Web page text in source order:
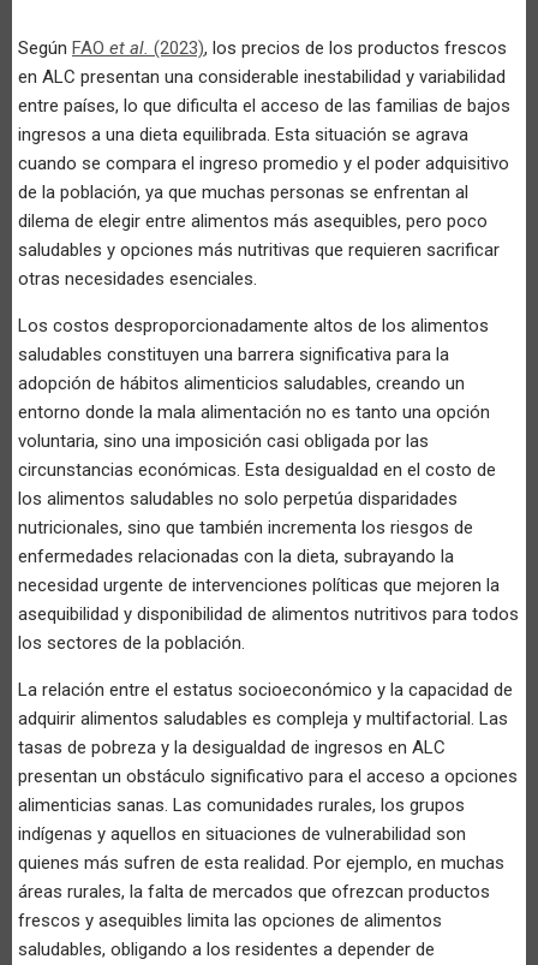
Según FAO et al. (2023), los precios de los productos frescos
en ALC presentan una considerable inestabilidad y variabilidad
entre países, lo que dificulta el acceso de las familias de bajos
ingresos a una dieta equilibrada. Esta situación se agrava
cuando se compara el ingreso promedio y el poder adquisitivo
de la población, ya que muchas personas se enfrentan al
dilema de elegir entre alimentos más asequibles, pero poco
saludables y opciones más nutritivas que requieren sacrificar
otras necesidades esenciales.
Los costos desproporcionadamente altos de los alimentos
saludables constituyen una barrera significativa para la
adopción de hábitos alimenticios saludables, creando un
entorno donde la mala alimentación no es tanto una opción
voluntaria, sino una imposición casi obligada por las
circunstancias económicas. Esta desigualdad en el costo de
los alimentos saludables no solo perpetúa disparidades
nutricionales, sino que también incrementa los riesgos de
enfermedades relacionadas con la dieta, subrayando la
necesidad urgente de intervenciones políticas que mejoren la
asequibilidad y disponibilidad de alimentos nutritivos para todos
los sectores de la población.
La relación entre el estatus socioeconómico y la capacidad de
adquirir alimentos saludables es compleja y multifactorial. Las
tasas de pobreza y la desigualdad de ingresos en ALC
presentan un obstáculo significativo para el acceso a opciones
alimenticias sanas. Las comunidades rurales, los grupos
indígenas y aquellos en situaciones de vulnerabilidad son
quienes más sufren de esta realidad. Por ejemplo, en muchas
áreas rurales, la falta de mercados que ofrezcan productos
frescos y asequibles limita las opciones de alimentos
saludables, obligando a los residentes a depender de